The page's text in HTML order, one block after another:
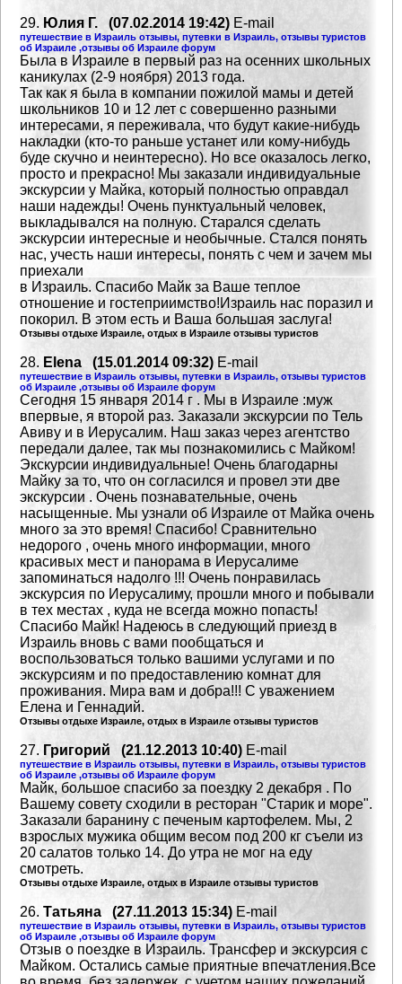
29. Юлия Г. (07.02.2014 19:42) E-mail
путешествие в Израиль отзывы, путевки в Израиль, отзывы туристов
об Израиле ,отзывы об Израиле форум
Была в Израиле в первый раз на осенних школьных
каникулах (2-9 ноября) 2013 года.
Так как я была в компании пожилой мамы и детей
школьников 10 и 12 лет с совершенно разными
интересами, я переживала, что будут какие-нибудь
накладки (кто-то раньше устанет или кому-нибудь
буде скучно и неинтересно). Но все оказалось легко,
просто и прекрасно! Мы заказали индивидуальные
экскурсии у Майка, который полностью оправдал
наши надежды! Очень пунктуальный человек,
выкладывался на полную. Старался сделать
экскурсии интересные и необычные. Стался понять
нас, учесть наши интересы, понять с чем и зачем мы
приехали
в Израиль. Спасибо Майк за Ваше теплое
отношение и гостеприимство!Израиль нас поразил и
покорил. В этом есть и Ваша большая заслуга!
Отзывы отдыхе Израиле, отдых в Израиле отзывы туристов
28. Elena (15.01.2014 09:32) E-mail
путешествие в Израиль отзывы, путевки в Израиль, отзывы туристов
об Израиле ,отзывы об Израиле форум
Сегодня 15 января 2014 г . Мы в Израиле :муж
впервые, я второй раз. Заказали экскурсии по Тель
Авиву и в Иерусалим. Наш заказ через агентство
передали далее, так мы познакомились с Майком!
Экскурсии индивидуальные! Очень благодарны
Майку за то, что он согласился и провел эти две
экскурсии . Очень познавательные, очень
насыщенные. Мы узнали об Израиле от Майка очень
много за это время! Спасибо! Сравнительно
недорого , очень много информации, много
красивых мест и панорама в Иерусалиме
запоминаться надолго !!! Очень понравилась
экскурсия по Иерусалиму, прошли много и побывали
в тех местах , куда не всегда можно попасть!
Спасибо Майк! Надеюсь в следующий приезд в
Израиль вновь с вами пообщаться и
воспользоваться только вашими услугами и по
экскурсиям и по предоставлению комнат для
проживания. Мира вам и добра!!! С уважением
Елена и Геннадий.
Отзывы отдыхе Израиле, отдых в Израиле отзывы туристов
27. Григорий (21.12.2013 10:40) E-mail
путешествие в Израиль отзывы, путевки в Израиль, отзывы туристов
об Израиле ,отзывы об Израиле форум
Майк, большое спасибо за поездку 2 декабря . По
Вашему совету сходили в ресторан "Старик и море".
Заказали баранину с печеным картофелем. Мы, 2
взрослых мужика общим весом под 200 кг съели из
20 салатов только 14. До утра не мог на еду
смотреть.
Отзывы отдыхе Израиле, отдых в Израиле отзывы туристов
26. Татьяна (27.11.2013 15:34) E-mail
путешествие в Израиль отзывы, путевки в Израиль, отзывы туристов
об Израиле ,отзывы об Израиле форум
Отзыв о поездке в Израиль. Трансфер и экскурсия с
Майком. Остались самые приятные впечатления.Все